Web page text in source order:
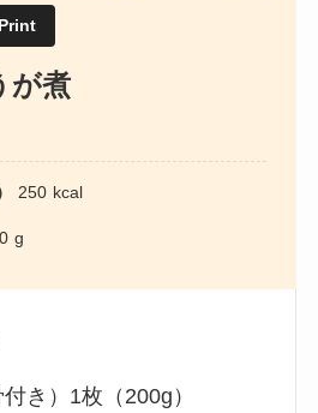
Print
が煮
250 kcal
g
き）1枚（200g）